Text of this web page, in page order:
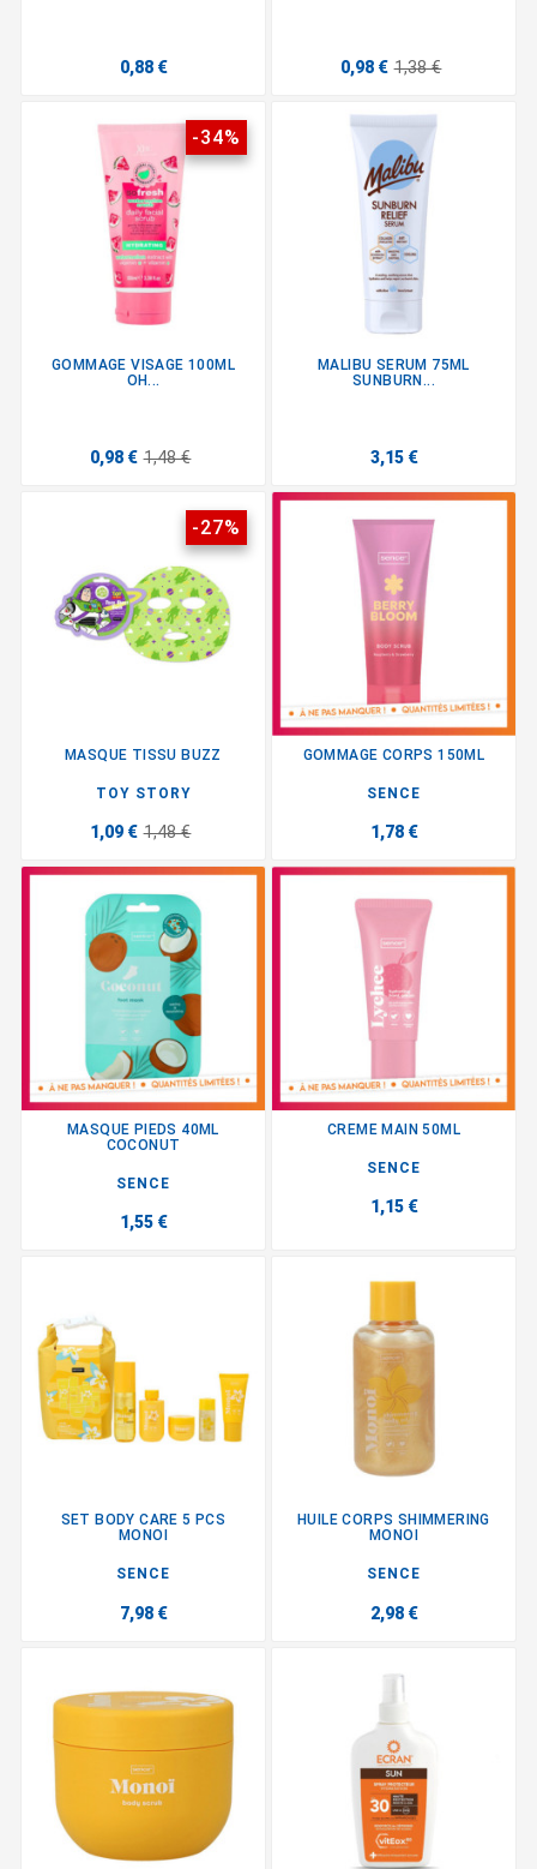
0,88 € 0,98 € 1,38 €
-34%
GOMMAGE VISAGE 100ML
OH...
0,98 € 1,48 €
MALIBU SERUM 75ML
SUNBURN...
3,15 €
-27%
MASQUE TISSU BUZZ
TOY STORY
1,09 € 1,48 €
GOMMAGE CORPS 150ML
SENCE
1,78 €
MASQUE PIEDS 40ML
COCONUT
SENCE
1,55 €
CREME MAIN 50ML
SENCE
1,15 €
SET BODY CARE 5 PCS
MONOI
SENCE
7,98 €
HUILE CORPS SHIMMERING
MONOI
SENCE
2,98 €